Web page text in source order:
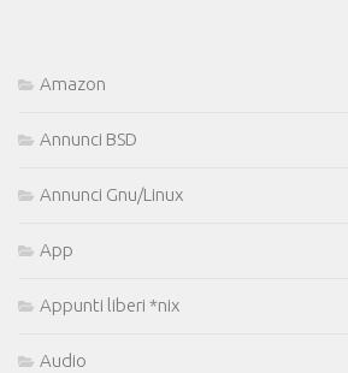
Amazon
Annunci BSD
Annunci Gnu/Linux
App
Appunti liberi *nix
Audio